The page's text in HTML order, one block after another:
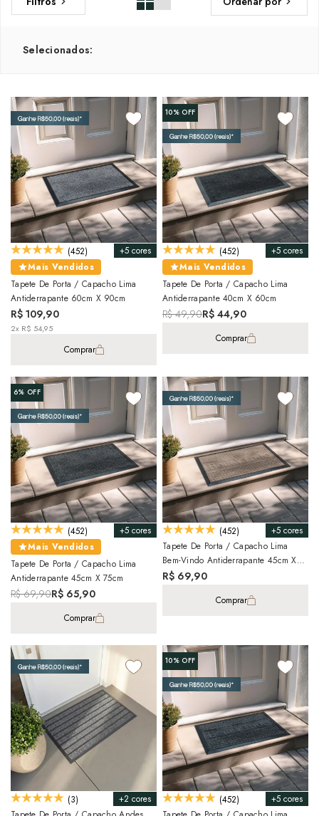
Selecionados:
+5 cores
(452)
Mais Vendidos
Tapete De Porta / Capacho Lima
Antiderrapante 60cm X 90cm
R$ 109,90
2x R$ 54,95
Comprar
10%OFF
+5 cores
(452)
Mais Vendidos
Tapete De Porta / Capacho Lima
Antiderrapante 40cm X 60cm
R$ 49,90R$ 44,90
Comprar
6% OFF
+5 cores
(452)
Mais Vendidos
Tapete De Porta / Capacho Lima
Antiderrapante 45cm X 75cm
R$ 69,90R$ 65,90
Comprar
+5 cores
(452)
Tapete De Porta / Capacho Lima
Bem-Vindo Antiderrapante 45cm X
75cm
R$ 69,90
Comprar
+2 cores
(3)
10%OFF
+5 cores
(452)